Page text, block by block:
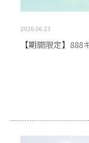
2026.06.23
【期間限定】888